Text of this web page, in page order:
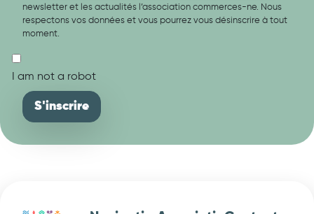
newsletter et les actualités l’association commerces-ne. Nous
respectons vos données et vous pourrez vous désinscrire à tout
moment.
I am not a robot